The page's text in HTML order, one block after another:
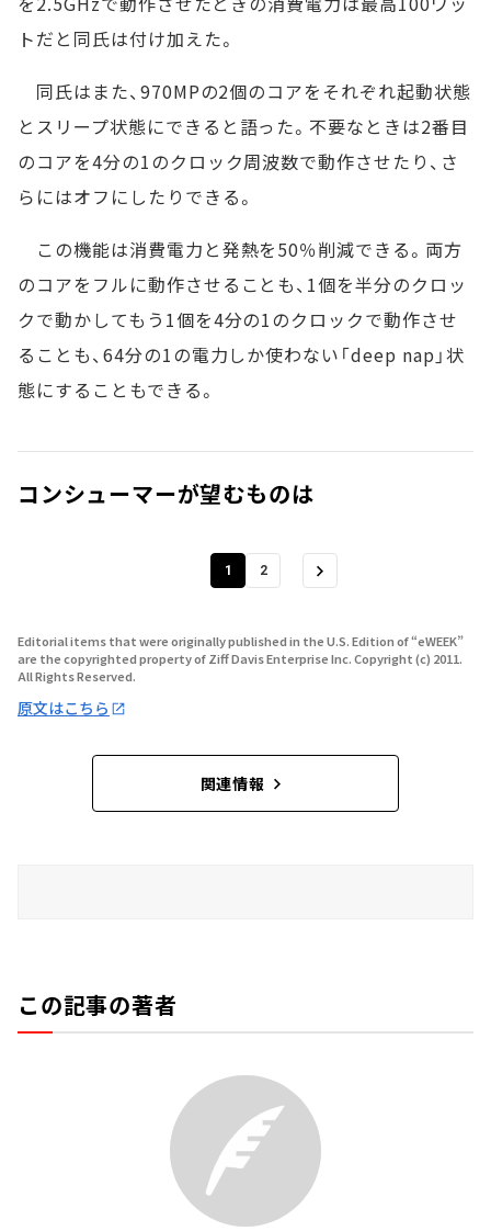
トだと同氏は付け加えた。
同氏はまた、970MPの2個のコアをそれぞれ起動状態
とスリープ状態にできると語った。不要なときは2番目
のコアを4分の1のクロック周波数で動作させたり、さ
らにはオフにしたりできる。
この機能は消費電力と発熱を50％削減できる。両方
のコアをフルに動作させることも、1個を半分のクロッ
クで動かしてもう1個を4分の1のクロックで動作させ
ることも、64分の1の電力しか使わない「deep nap」状
態にすることもできる。
コンシューマーが望むものは
1 2
Editorial items that were originally published in the U.S. Edition of “eWEEK”
are the copyrighted property of Ziff Davis Enterprise Inc. Copyright (c) 2011.
All Rights Reserved.
原文はこちら
関連情報
この記事の著者